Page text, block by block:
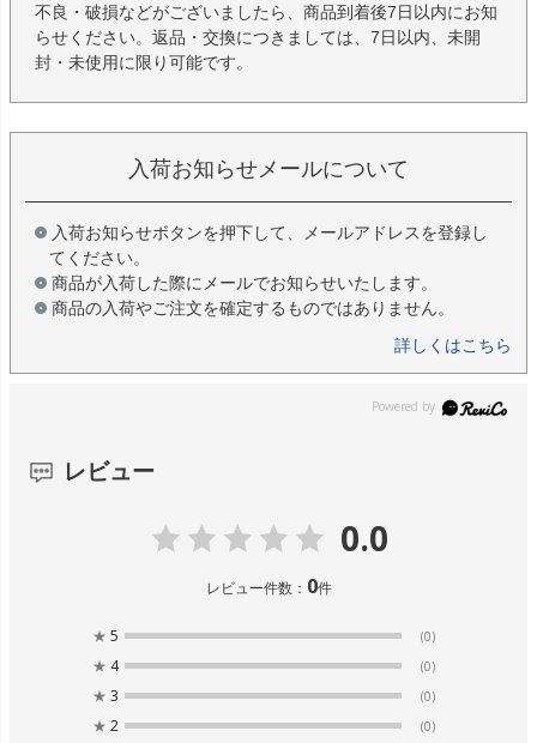
不良・破損などがございましたら、商品到着後7日以内にお知
らせください。返品・交換につきましては、7日以内、未開
封・未使用に限り可能です。
入荷お知らせメールについて
入荷お知らせボタンを押下して、メールアドレスを登録し
てください。
商品が入荷した際にメールでお知らせいたします。
商品の入荷やご注文を確定するものではありません。
詳しくはこちら
レビュー
0.0
レビュー件数： 0件
★ 5 (0)
★ 4 (0)
★ 3 (0)
★ 2 (0)